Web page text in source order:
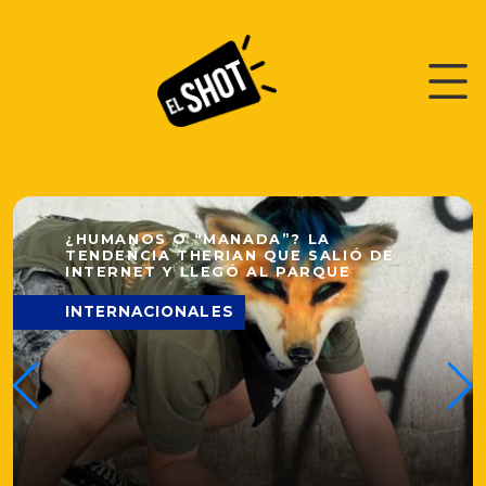
¿HUMANOS O “MANADA”? LA
TENDENCIA THERIAN QUE SALIÓ DE
INTERNET Y LLEGÓ AL PARQUE
INTERNACIONALES